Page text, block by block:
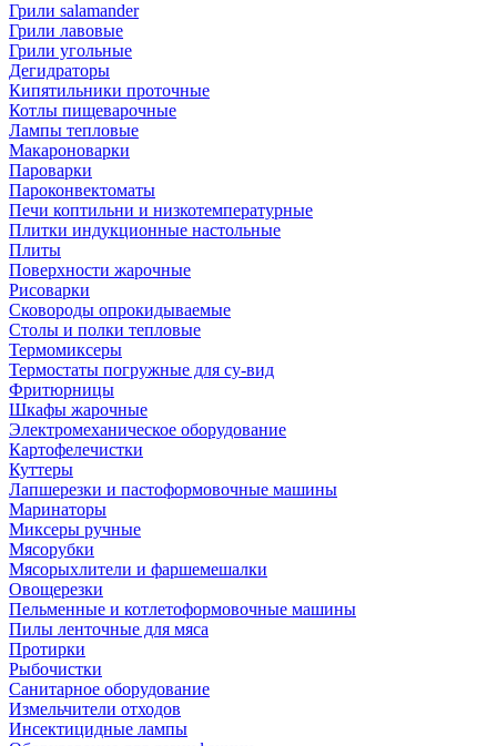
Грили salamander
Грили лавовые
Грили угольные
Дегидраторы
Кипятильники проточные
Котлы пищеварочные
Лампы тепловые
Макароноварки
Пароварки
Пароконвектоматы
Печи коптильни и низкотемпературные
Плитки индукционные настольные
Плиты
Поверхности жарочные
Рисоварки
Сковороды опрокидываемые
Столы и полки тепловые
Термомиксеры
Термостаты погружные для су-вид
Фритюрницы
Шкафы жарочные
Электромеханическое оборудование
Картофелечистки
Куттеры
Лапшерезки и пастоформовочные машины
Маринаторы
Миксеры ручные
Мясорубки
Мясорыхлители и фаршемешалки
Овощерезки
Пельменные и котлетоформовочные машины
Пилы ленточные для мяса
Протирки
Рыбочистки
Санитарное оборудование
Измельчители отходов
Инсектицидные лампы